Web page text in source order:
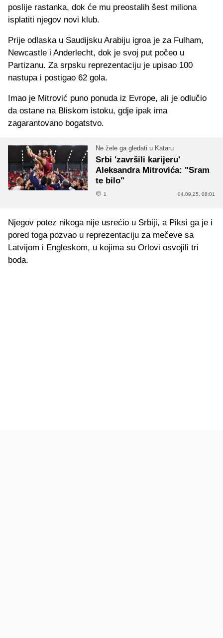
poslije rastanka, dok će mu preostalih šest miliona
isplatiti njegov novi klub.
Prije odlaska u Saudijsku Arabiju igroa je za Fulham,
Newcastle i Anderlecht, dok je svoj put počeo u
Partizanu. Za srpsku reprezentaciju je upisao 100
nastupa i postigao 62 gola.
Imao je Mitrović puno ponuda iz Evrope, ali je odlučio
da ostane na Bliskom istoku, gdje ipak ima
zagarantovano bogatstvo.
Ne žele ga gledati u Kataru
Srbi 'završili karijeru'
Aleksandra Mitrovića: "Sram
te bilo"
1 04.09.25. 08:01
Njegov potez nikoga nije usrećio u Srbiji, a Piksi ga je i
pored toga pozvao u reprezentaciju za mečeve sa
Latvijom i Engleskom, u kojima su Orlovi osvojili tri
boda.